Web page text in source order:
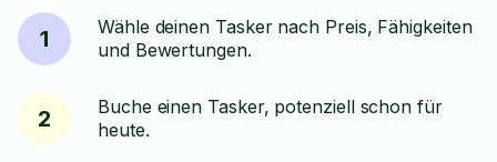
1
Wähle deinen Tasker nach Preis, Fähigkeiten
und Bewertungen.
2
Buche einen Tasker, potenziell schon für
heute.